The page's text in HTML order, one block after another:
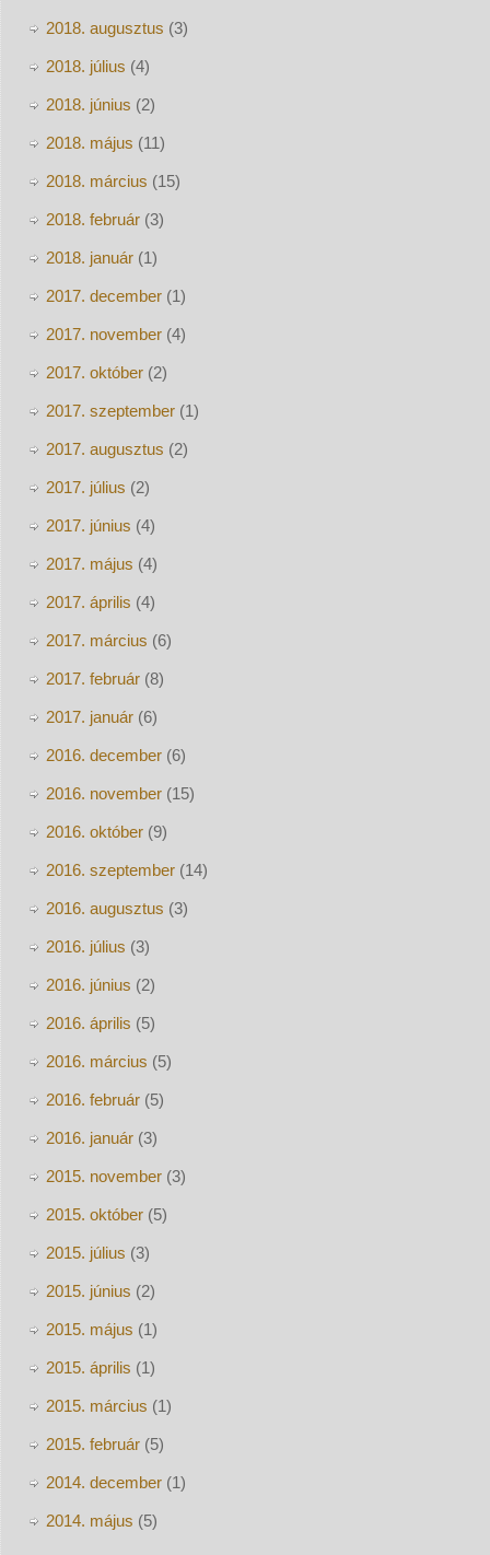
2018. augusztus (3)
2018. július (4)
2018. június (2)
2018. május (11)
2018. március (15)
2018. február(3)
2018. január(1)
2017. december(1)
2017. november(4)
2017. október(2)
2017. szeptember(1)
2017. augusztus (2)
2017. július (2)
2017. június (4)
2017. május (4)
2017. április (4)
2017. március (6)
2017. február(8)
2017. január(6)
2016. december(6)
2016. november(15)
2016. október(9)
2016. szeptember(14)
2016. augusztus (3)
2016. július (3)
2016. június (2)
2016. április (5)
2016. március (5)
2016. február(5)
2016. január(3)
2015. november(3)
2015. október(5)
2015. július (3)
2015. június (2)
2015. május (1)
2015. április (1)
2015. március (1)
2015. február(5)
2014. december(1)
2014. május (5)